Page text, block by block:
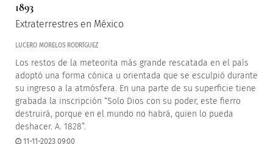
1893
Extraterrestres en México
LUCERO MORELOS RODRÍGUEZ
Los restos de la meteorita más grande rescatada en el país
adoptó una forma cónica u orientada que se esculpió durante
su ingreso a la atmósfera. En una parte de su superficie tiene
grabada la inscripción “Solo Dios con su poder, este fierro
destruirá, porque en el mundo no habrá, quien lo pueda
deshacer. A. 1828”.
11-11-2023 09:00